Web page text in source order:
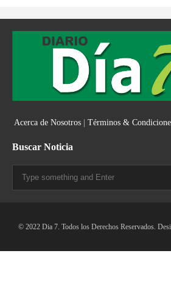
Acerca de Nosotros| Términos &
Buscar Noticia
© 2022 Dia 7. Todos los Derechos Reservados.